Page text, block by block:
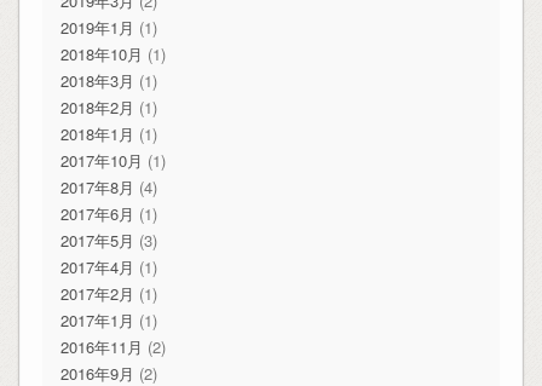
2019年1月 (1)
2018年10月 (1)
2018年3月 (1)
2018年2月 (1)
2018年1月 (1)
2017年10月 (1)
2017年8月 (4)
2017年6月 (1)
2017年5月 (3)
2017年4月 (1)
2017年2月 (1)
2017年1月 (1)
2016年11月 (2)
2016年9月 (2)